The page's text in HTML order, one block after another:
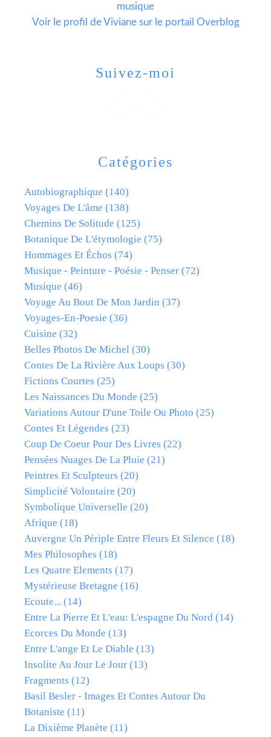
Catégories
Autobiographique (140)
Voyages De L'âme (138)
Chemins De Solitude (125)
Botanique De L'étymologie (75)
Hommages Et Échos (74)
Musique - Peinture - Poésie - Penser (72)
Musique (46)
Voyage Au Bout De Mon Jardin (37)
Voyages-En-Poesie (36)
Cuisine (32)
Belles Photos De Michel (30)
Contes De La Rivière Aux Loups (30)
Fictions Courtes (25)
Les Naissances Du Monde (25)
Variations Autour D'une Toile Ou Photo (25)
Contes Et Légendes (23)
Coup De Coeur Pour Des Livres (22)
Pensées Nuages De La Pluie (21)
Peintres Et Sculpteurs (20)
Simplicité Volontaire (20)
Symbolique Universelle (20)
Afrique (18)
Auvergne Un Périple Entre Fleurs Et Silence (18)
Mes Philosophes (18)
Les Quatre Elements (17)
Mystérieuse Bretagne (16)
Ecoute... (14)
Entre La Pierre Et L'eau: L'espagne Du Nord (14)
Ecorces Du Monde (13)
Entre L'ange Et Le Diable (13)
Insolite Au Jour Le Jour (13)
Fragments (12)
Basil Besler - Images Et Contes Autour Du
Botaniste (11)
La Dixième Planète (11)
musique
Voir le profil deVivianesur le portail Overblog
Suivez-moi